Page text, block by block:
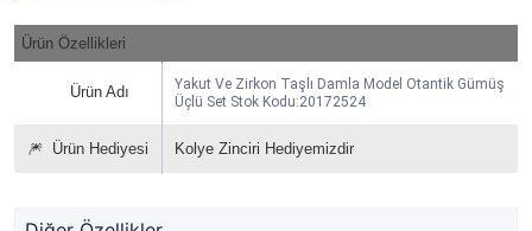
Ürün Özellikleri
Ürün Adı
Yakut Ve Zirkon Taşlı Damla Model Otantik Gümüş
Üçlü Set Stok Kodu:20172524
🎆 Ürün Hediyesi Kolye Zinciri Hediyemizdir